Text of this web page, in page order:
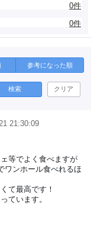
0件
0件
参考になった順
検索 クリア
21:30:09
等でよく食べますが
ワンホール食べれるほ
て最高です！
ています。